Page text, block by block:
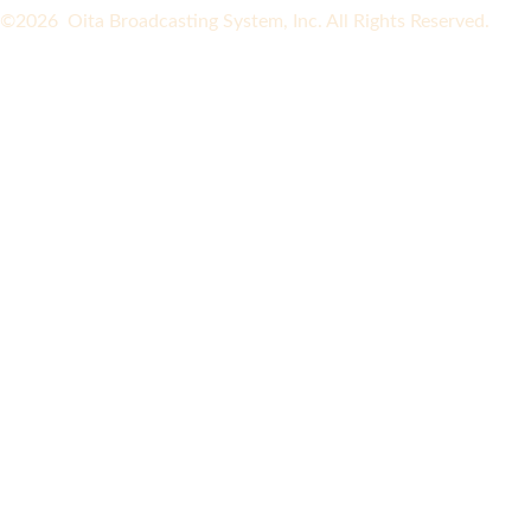
©2026 Oita Broadcasting System, Inc. All Rights Reserved.